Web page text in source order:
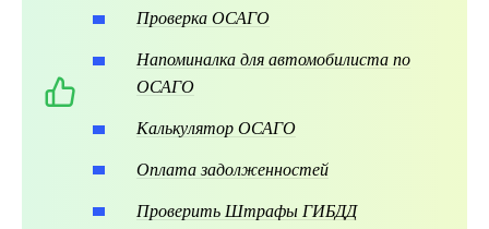
Проверка ОСАГО
Напоминалка для автомобилиста по
ОСАГО
Калькулятор ОСАГО
Оплата задолженностей
Проверить Штрафы ГИБДД